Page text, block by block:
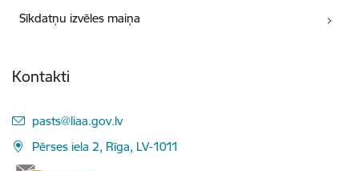
Sīkdatņu izvēles maiņa
Kontakti
E-pasts:
pasts@liaa.gov.lv
Pērses iela 2, Rīga, LV-1011